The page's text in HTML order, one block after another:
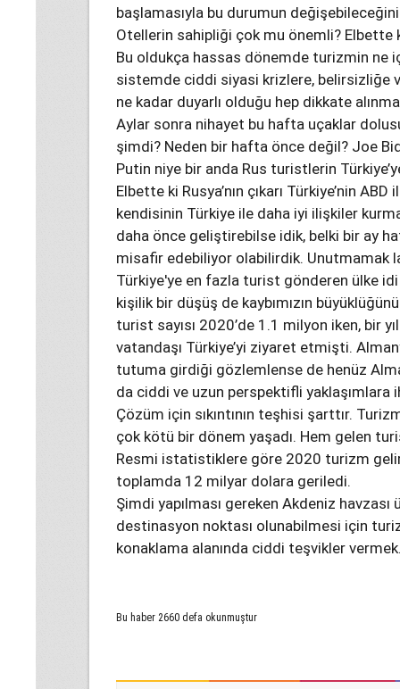
başlamasıyla bu durumun
Otellerin sahipliği çok mu önemli? Elbette
Bu oldukça hassas dönemde turizmin ne
sistemde ciddi siyasi krizlere, belirsizliğe
ne kadar duyarlı olduğu hep dikkate
Aylar sonra nihayet bu hafta uçaklar
şimdi? Neden bir hafta önce değil? Joe
Putin niye bir anda Rus turistlerin
Elbette ki Rusya’nın çıkarı Türkiye’nin
kendisinin Türkiye ile daha iyi ilişkiler
daha önce geliştirebilse idik, belki bir ay
misafir edebiliyor olabilirdik. Unutmamak
Türkiye'ye en fazla turist gönderen ülke idi
kişilik bir düşüş de kaybımızın
turist sayısı 2020’de 1.1 milyon iken, bir
vatandaşı Türkiye’yi ziyaret etmişti.
tutuma girdiği gözlemlense de henüz
da ciddi ve uzun perspektifli yaklaşımlara
Çözüm için sıkıntının teşhisi şarttır.
çok kötü bir dönem yaşadı. Hem gelen
Resmi istatistiklere göre 2020 turizm
toplamda 12 milyar dolara geriledi.
Şimdi yapılması gereken Akdeniz
destinasyon noktası olunabilmesi için
konaklama alanında ciddi teşvikler
Bu haber 2660 defa okunmuştur